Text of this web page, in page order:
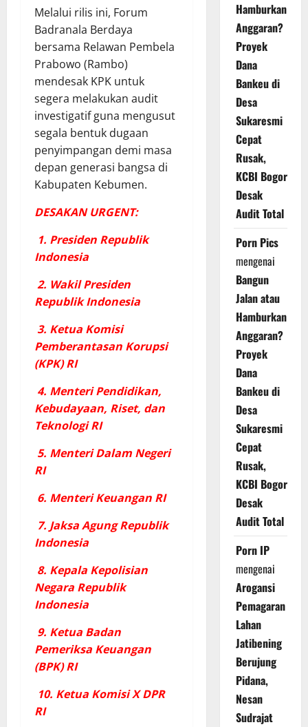
Melalui rilis ini, Forum
Badranala Berdaya
bersama Relawan Pembela
Prabowo (Rambo)
mendesak KPK untuk
segera melakukan audit
investigatif guna mengusut
segala bentuk dugaan
penyimpangan demi masa
depan generasi bangsa di
Kabupaten Kebumen.
DESAKAN URGENT:
1. Presiden Republik
Indonesia
2. Wakil Presiden
Republik Indonesia
3. Ketua Komisi
Pemberantasan Korupsi
(KPK) RI
4. Menteri Pendidikan,
Kebudayaan, Riset, dan
Teknologi RI
5. Menteri Dalam Negeri
RI
6. Menteri Keuangan RI
7. Jaksa Agung Republik
Indonesia
8. Kepala Kepolisian
Negara Republik
Indonesia
9. Ketua Badan
Pemeriksa Keuangan
(BPK) RI
10. Ketua Komisi X DPR
RI
Hamburkan
Anggaran?
Proyek
Dana
Bankeu di
Desa
Sukaresmi
Cepat
Rusak,
KCBI Bogor
Desak
Audit Total
Porn Pics
mengenai
Bangun
Jalan atau
Hamburkan
Anggaran?
Proyek
Dana
Bankeu di
Desa
Sukaresmi
Cepat
Rusak,
KCBI Bogor
Desak
Audit Total
Porn IP
mengenai
Arogansi
Pemagaran
Lahan
Jatibening
Berujung
Pidana,
Nesan
Sudrajat